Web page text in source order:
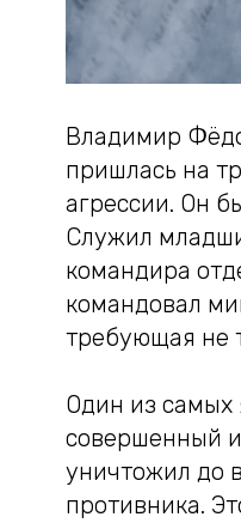
Владимир
пришлась на
агрессии. Он
Служил
командира
командовал
требующая не
Один из самых
совершенный
уничтожил до
противника.